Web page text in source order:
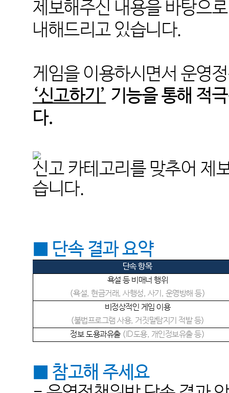
제보해주신 내용을 바탕으
내해드리고 있습니다.
게임을 이용하시면서 운영
‘신고하기’ 기능을 통해 적
다.
신고 카테고리를 맞추어 제
습니다.
■ 단속 결과 요약
단속 항목
욕설 등 비매너 행위
(욕설, 현금거래, 사행성, 사기, 운영방해 등)
비정상적인 게임 이용
(불법프로그램 사용, 거짓말탐지기 적발 등)
정보 도용과유출 (ID도용, 개인정보유출 등)
■ 참고해 주세요